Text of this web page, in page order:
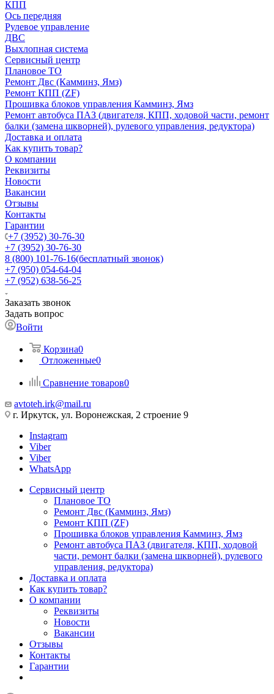
КПП
Ось передняя
Рулевое управление
ДВС
Выхлопная система
Сервисный центр
Плановое ТО
Ремонт Двс (Камминз, Ямз)
Ремонт КПП (ZF)
Прошивка блоков управления Камминз, Ямз
Ремонт автобуса ПАЗ (двигателя, КПП, ходовой части, ремонт
балки (замена шкворней), рулевого управления, редуктора)
Доставка и оплата
Как купить товар?
О компании
Реквизиты
Новости
Вакансии
Отзывы
Контакты
Гарантии
+7 (3952) 30-76-30
+7 (3952) 30-76-30
8 (800) 101-76-16(бесплатный звонок)
+7 (950) 054-64-04
+7 (952) 638-56-25
Заказать звонок
Задать вопрос
Войти
Корзина0
Отложенные0
Сравнение товаров0
avtoteh.irk@mail.ru
г. Иркутск, ул. Воронежская, 2 строение 9
Instagram
Viber
Viber
WhatsApp
Сервисный центр
Плановое ТО
Ремонт Двс (Камминз, Ямз)
Ремонт КПП (ZF)
Прошивка блоков управления Камминз, Ямз
Ремонт автобуса ПАЗ (двигателя, КПП, ходовой
части, ремонт балки (замена шкворней), рулевого
управления, редуктора)
Доставка и оплата
Как купить товар?
О компании
Реквизиты
Новости
Вакансии
Отзывы
Контакты
Гарантии